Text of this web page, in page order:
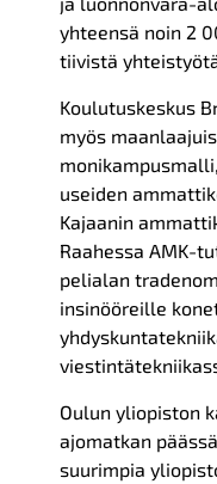
yhteensä noin 2
tiivistä
Koulutuskeskus
myös
useiden
Kajaanin
Raahessa AMK-
pelialan
insinööreille
Oulun yliopiston
ajomatkan
suurimpia